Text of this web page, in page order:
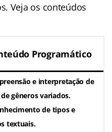
Veja os conteúdos
Programático
e interpretação de
gêneros variados.
de tipos e
textuais.